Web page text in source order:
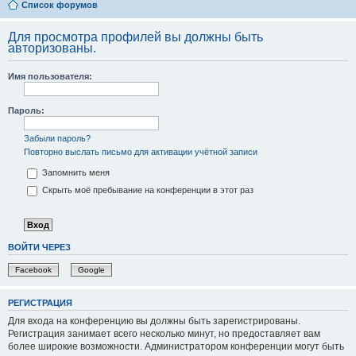
Список форумов
Для просмотра профилей вы должны быть
авторизованы.
Имя пользователя:
Пароль:
Забыли пароль?
Повторно выслать письмо для активации учётной записи
Запомнить меня
Скрыть моё пребывание на конференции в этот раз
ВОЙТИ ЧЕРЕЗ
Facebook Google
РЕГИСТРАЦИЯ
Для входа на конференцию вы должны быть зарегистрированы.
Регистрация занимает всего несколько минут, но предоставляет вам
более широкие возможности. Администратором конференции могут быть